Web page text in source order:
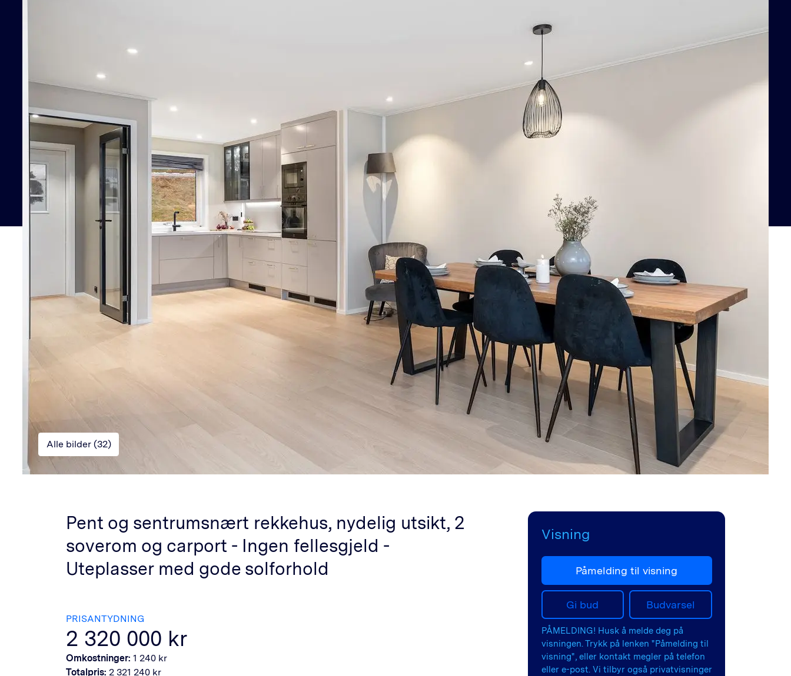
Alle bilder (32)
Pent og sentrumsnært rekkehus, nydelig utsikt, 2
soverom og carport - Ingen fellesgjeld -
Uteplasser med gode solforhold
PRISANTYDNING
2 320 000 kr
Omkostninger: 1 240 kr
Totalpris: 2 321 240 kr
Visning
Påmelding til visning
Gi bud Budvarsel
PÅMELDING! Husk å melde deg på
visningen. Trykk på lenken "Påmelding til
visning", eller kontakt megler på telefon
eller e-post. Vi tilbyr også privatvisninger